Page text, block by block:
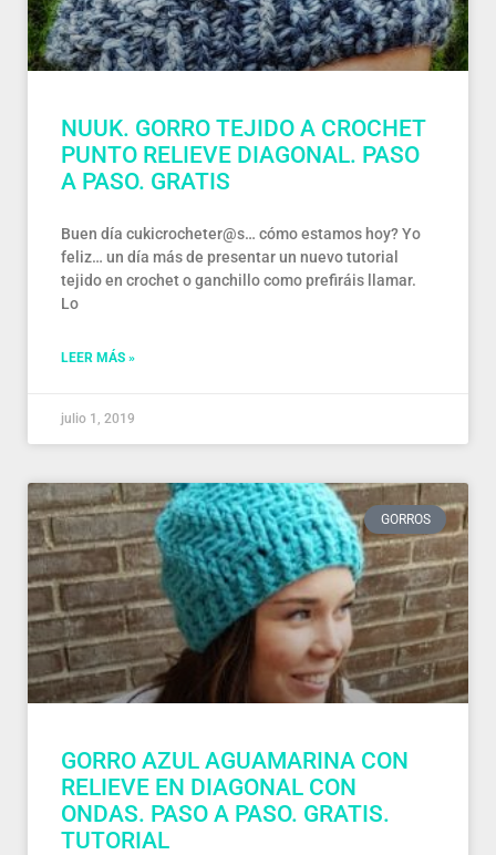
NUUK. GORRO TEJIDO A CROCHET
PUNTO RELIEVE DIAGONAL. PASO
A PASO. GRATIS
Buen día cukicrocheter@s… cómo estamos hoy? Yo
feliz… un día más de presentar un nuevo tutorial
tejido en crochet o ganchillo como prefiráis llamar.
Lo
LEER MÁS »
julio 1, 2019
GORROS
GORRO AZUL AGUAMARINA CON
RELIEVE EN DIAGONAL CON
ONDAS. PASO A PASO. GRATIS.
TUTORIAL